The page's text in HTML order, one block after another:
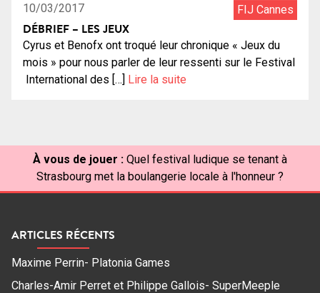
10/03/2017 FIJ Cannes
DÉBRIEF – LES JEUX
Cyrus et Benofx ont troqué leur chronique « Jeux du
mois » pour nous parler de leur ressenti sur le Festival
International des […]
Lire la suite
À vous de jouer : Quel festival ludique se tenant à
Strasbourg met la boulangerie locale à l'honneur ?
ARTICLES RÉCENTS
Maxime Perrin- Platonia Games
Charles-Amir Perret et Philippe Gallois- SuperMeeple